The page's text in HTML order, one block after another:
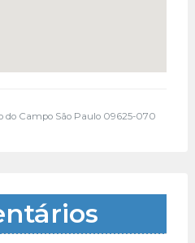
do Campo São Paulo 09625-070